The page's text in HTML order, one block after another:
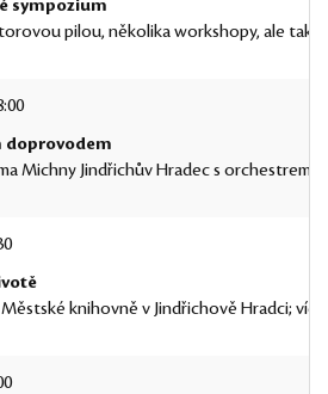
sympozium
pilou, několika workshopy, ale
doprovodem
Michny Jindřichův Hradec s orchestrem:
knihovně v Jindřichově Hradci;